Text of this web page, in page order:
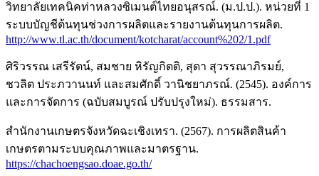
วิทยาลัยเทคนิคท่าหลวงซิเมนต์ไทยอนุสรณ์. (ม.ป.ป.). หน่วยที่ 1
ระบบบัญชีต้นทุนช่วงการผลิตและรายงานต้นทุนการผลิต.
http://www.tl.ac.th/document/kotcharat/account%202/1.pdf
ศิริวรรณ เสรีรัตน์, สมชาย หิรัญกิตติ, สุดา สุวรรณาภิรมย์,
ชวลิต ประภวานนท์ และสมศักดิ์ วานิชยาภรณ์. (2545). องค์การ
และการจัดการ (ฉบับสมบูรณ์ ปรับปรุงใหม่). ธรรมสาร.
สำนักงานเกษตรจังหวัดฉะเชิงเทรา. (2567). การผลิตสินค้า
เกษตรตามระบบคุณภาพและมาตรฐาน.
https://chachoengsao.doae.go.th/